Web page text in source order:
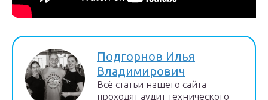
Подгорнов Илья
Владимирович
Всё статьи нашего сайта
проходят аудит технического